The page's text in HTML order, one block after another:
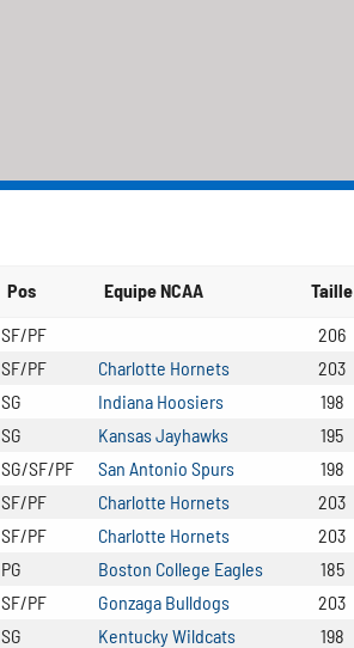
Pos Equipe NCAA Taille
SF/PF 206
SF/PF Charlotte Hornets 203
SG Indiana Hoosiers 198
SG Kansas Jayhawks 195
SG/SF/PF San Antonio Spurs 198
SF/PF Charlotte Hornets 203
SF/PF Charlotte Hornets 203
PG Boston College Eagles 185
SF/PF Gonzaga Bulldogs 203
SG Kentucky Wildcats 198